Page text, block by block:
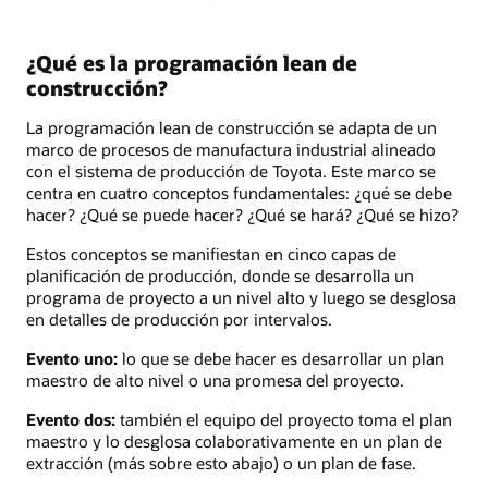
¿Qué es la programación lean de
construcción?
La programación lean de construcción se adapta de un
marco de procesos de manufactura industrial alineado
con el sistema de producción de Toyota. Este marco se
centra en cuatro conceptos fundamentales: ¿qué se debe
hacer? ¿Qué se puede hacer? ¿Qué se hará? ¿Qué se hizo?
Estos conceptos se manifiestan en cinco capas de
planificación de producción, donde se desarrolla un
programa de proyecto a un nivel alto y luego se desglosa
en detalles de producción por intervalos.
Evento uno: lo que se debe hacer es desarrollar un plan
maestro de alto nivel o una promesa del proyecto.
Evento dos: también el equipo del proyecto toma el plan
maestro y lo desglosa colaborativamente en un plan de
extracción (más sobre esto abajo) o un plan de fase.